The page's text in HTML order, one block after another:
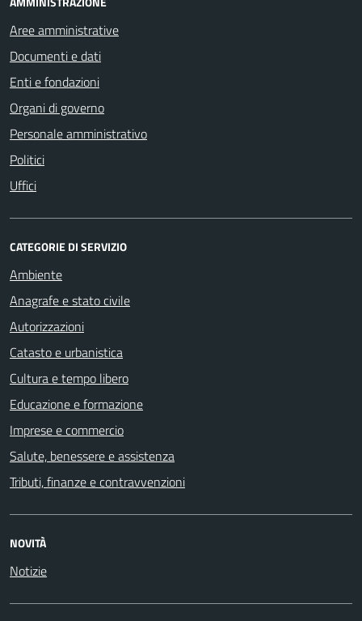
Aree amministrative
Documenti e dati
Enti e fondazioni
Organi di governo
Personale amministrativo
Politici
Uffici
CATEGORIE DI SERVIZIO
Ambiente
Anagrafe e stato civile
Autorizzazioni
Catasto e urbanistica
Cultura e tempo libero
Educazione e formazione
Imprese e commercio
Salute, benessere e assistenza
Tributi, finanze e contravvenzioni
NOVITÀ
Notizie